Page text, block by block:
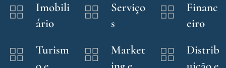
Imobili
ário
Serviço
s
Financ
eiro
Turism
Market
Distrib